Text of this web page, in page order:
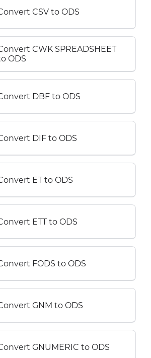
CSV to ODS
CWK SPREADSHEET
ODS
DBF to ODS
DIF to ODS
ET to ODS
ETT to ODS
FODS to ODS
GNM to ODS
GNUMERIC to ODS